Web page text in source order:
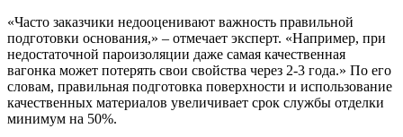
«Часто заказчики недооценивают важность правильной
подготовки основания,» – отмечает эксперт. «Например, при
недостаточной пароизоляции даже самая качественная
вагонка может потерять свои свойства через 2-3 года.» По его
словам, правильная подготовка поверхности и использование
качественных материалов увеличивает срок службы отделки
минимум на 50%.